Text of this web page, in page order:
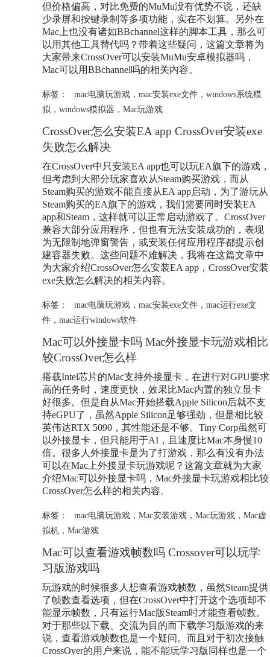
但价格偏高，对比免费的MuMu没有优势不说，还缺
少录屏和按键录制等多项功能，实在不划算。另外在
Mac上也没有诸如BBchannel这样的脚本工具，那么可
以用其他工具替代吗？带着这些疑问，这篇文章将为
大家带来CrossOver可以安装MuMu安卓模拟器吗，
Mac可以用BBchannel吗的相关内容。
标签： mac电脑玩游戏， mac安装exe文件， windows系统模
拟 ， windows模拟器 ， Mac玩游戏
CrossOver怎么安装EA app CrossOver安装exe
失败怎么解决
在CrossOver中只安装EA app也可以玩EA旗下的游戏，
但考虑到大部分玩家喜欢从Steam购买游戏，而从
Steam购买的游戏不能直接从EA app启动，为了游玩从
Steam购买的EA旗下的游戏，我们需要同时安装EA
app和Steam，这样就可以正常启动游戏了。CrossOver
兼容大部分应用程序，但也有无法安装成功的，表现
为无限制地弹窗警告，或安装任何应用程序都提示创
建容器失败。这些问题不难解决，我将在这篇文章中
为大家介绍CrossOver怎么安装EA app，CrossOver安装
exe失败怎么解决的相关内容。
标签： mac电脑玩游戏， mac安装exe文件， mac运行exe文
件 ， mac运行windows软件
Mac可以外接显卡吗 Mac外接显卡玩游戏相比
较CrossOver怎么样
搭载Intel芯片的Mac支持外接显卡，在进行对GPU要求
高的任务时，速度更快，效果比Mac内置的独立显卡
好很多。但是自从Mac开始搭载Apple Silicon后就不支
持eGPU了，虽然Apple Silicon足够强劲，但是相比较
英伟达RTX 5090，其性能还是不够。Tiny Corp虽然可
以外接显卡，但只能用于AI，且速度比Mac本身慢10
倍。很多人外接显卡是为了打游戏，那么有没有办法
可以在Mac上外接显卡玩游戏呢？这篇文章就为大家
介绍Mac可以外接显卡吗，Mac外接显卡玩游戏相比较
CrossOver怎么样的相关内容。
标签： mac电脑玩游戏， Mac安装游戏， Mac玩游戏， Mac虚
拟机 ， Mac游戏
Mac可以查看游戏帧数吗 Crossover可以玩学
习版游戏吗
玩游戏的时候很多人想查看游戏帧数，虽然Steam提供
了帧数查看选项，但在CrossOver中打开这个选项却不
能显示帧数，只有运行Mac版Steam时才能查看帧数。
对于那些以下载、交流为目的而下载学习版游戏的来
说，查看游戏帧数也是一个疑问。而且对于初次接触
CrossOver的用户来说，能不能玩学习版同样也是一个